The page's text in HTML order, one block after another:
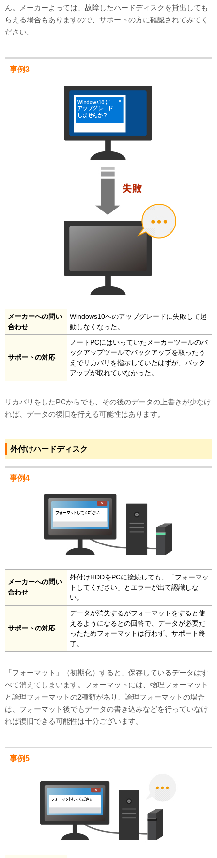
ん。メーカーよっては、故障したハードディスクを貸出しても
らえる場合もありますので、サポートの方に確認されてみてく
ださい。
事例3
メーカーへの問い
合わせ
Windows10へのアップグレードに失敗して起
動しなくなった。
サポートの対応
ノートPCにはいっていたメーカーツールのバ
ックアップツールでバックアップを取ったう
えでリカバリを指示していたはずが、バック
アップが取れていなかった。
リカバリをしたPCからでも、その後のデータの上書きが少なけ
れば、データの復旧を行える可能性はあります。
外付けハードディスク
事例4
メーカーへの問い
合わせ
外付けHDDをPCに接続しても、「フォーマッ
トしてください」とエラーが出て認識しな
い。
サポートの対応
データが消失するがフォーマットをすると使
えるようになるとの回答で、データが必要だ
ったためフォーマットは行わず、サポート終
了。
「フォーマット」（初期化）すると、保存しているデータはす
べて消えてしまいます。フォーマットには、物理フォーマット
と論理フォーマットの2種類があり、論理フォーマットの場合
は、フォーマット後でもデータの書き込みなどを行っていなけ
れば復旧できる可能性は十分ございます。
事例5